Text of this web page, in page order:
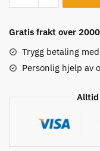
Remote
Hendel
antall
Gratis frakt over
Trygg betaling
Personlig hjelp av
Alltid